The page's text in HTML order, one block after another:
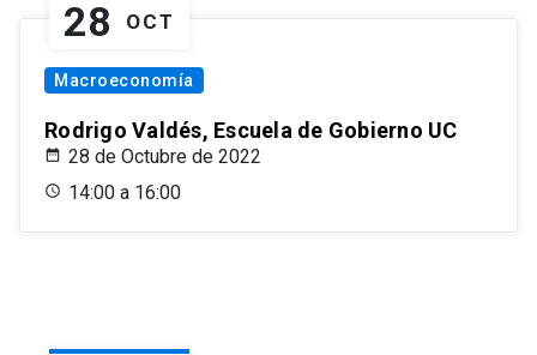
28 OCT
Macroeconomía
Rodrigo Valdés, Escuela de Gobierno UC
28 de Octubre de 2022
14:00 a 16:00